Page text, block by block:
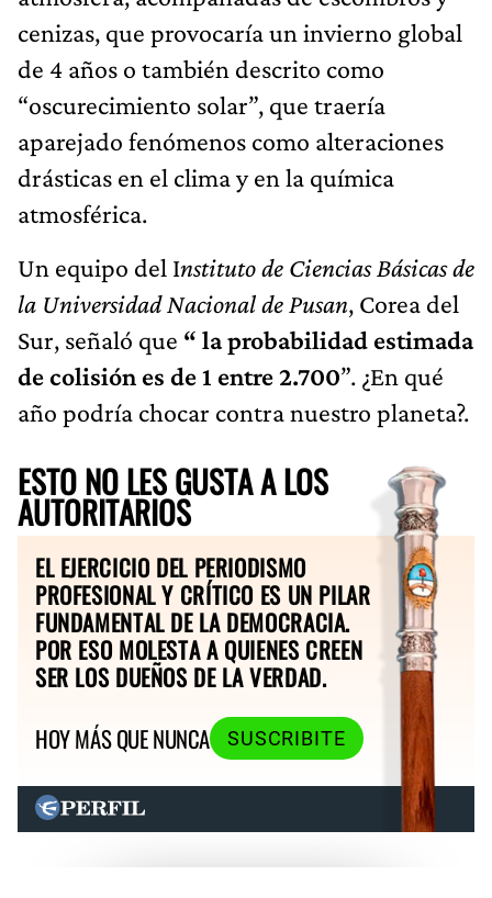
cenizas, que provocaría un invierno global
de 4 años o también descrito como
“oscurecimiento solar”, que traería
aparejado fenómenos como alteraciones
drásticas en el clima y en la química
atmosférica.
Un equipo del Instituto de Ciencias Básicas de
la Universidad Nacional de Pusan, Corea del
Sur, señaló que “ la probabilidad estimada
de colisión es de 1 entre 2.700”. ¿En qué
año podría chocar contra nuestro planeta?.
ESTO NO LES GUSTA A LOS
AUTORITARIOS
EL EJERCICIO DEL PERIODISMO
PROFESIONAL Y CRÍTICO ES UN PILAR
FUNDAMENTAL DE LA DEMOCRACIA.
POR ESO MOLESTA A QUIENES CREEN
SER LOS DUEÑOS DE LA VERDAD.
HOY MÁS QUE NUNCA
SUSCRIBITE